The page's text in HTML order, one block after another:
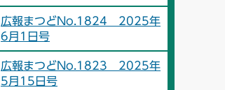
広報まつどNo.1824 2025年
6月1日号
広報まつどNo.1823 2025年
5月15日号